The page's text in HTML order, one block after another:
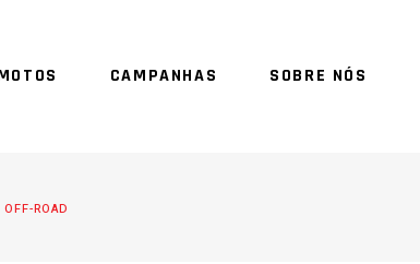
CAMPANHAS SOBRE NÓS
OFF-ROAD